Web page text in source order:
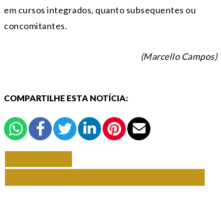
em cursos integrados, quanto subsequentes ou
concomitantes.
(Marcello Campos)
COMPARTILHE ESTA NOTÍCIA: